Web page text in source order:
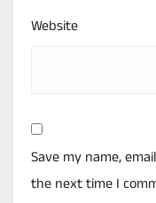
Website
Save my name,
the next time I